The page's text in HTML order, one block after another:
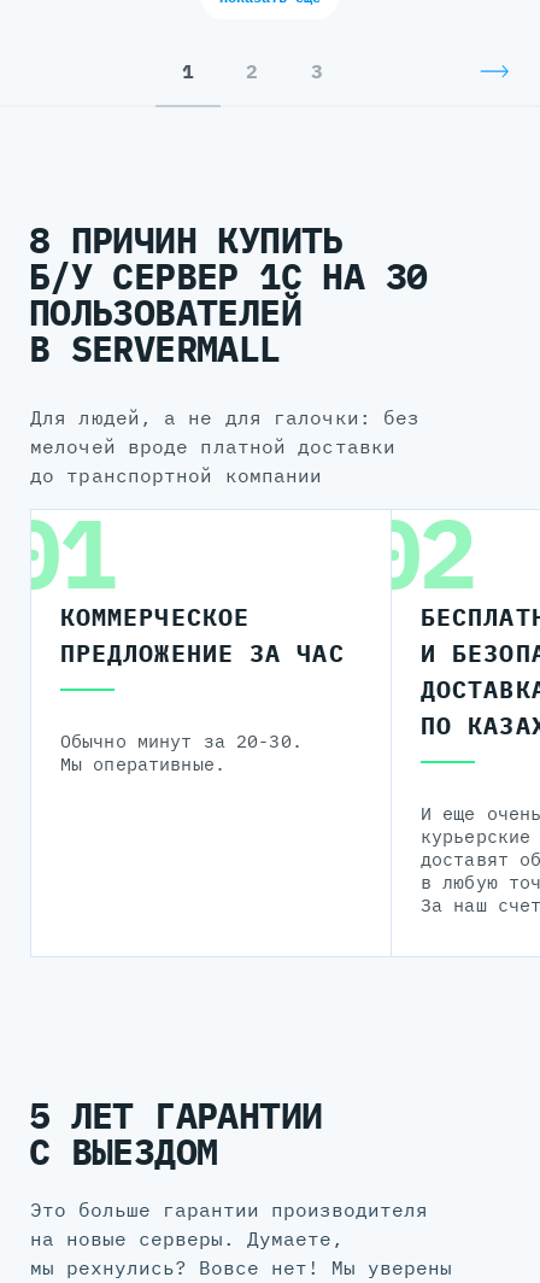
1 2 3
8 ПРИЧИН КУПИТЬ
Б/У СЕРВЕР 1С НА 30
ПОЛЬЗОВАТЕЛЕЙ
В SERVERMALL
для людей, а не для галочки: без
мелочей вроде платной доставки
до транспортной компании
01
КОММЕРЧЕСКОЕ
ПРЕДЛОЖЕНИЕ ЗА ЧАС
Обычно минут за 20-30.
Мы оперативные.
02
И
ПО
И еще
доставят
в любую
За наш
5 ЛЕТ ГАРАНТИИ
С ВЫЕЗДОМ
Это больше гарантии производителя
на новые серверы. Думаете,
мы рехнулись? Вовсе нет! Мы уверены